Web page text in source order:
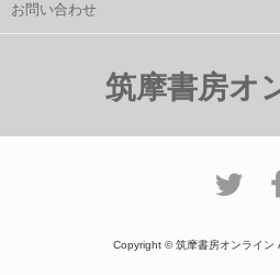
お問い合わせ
筑摩書房オ
Copyright © 筑摩書房オンライン